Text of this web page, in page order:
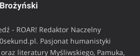
- ROAR! Redaktor Naczelny
Pasjonat humanistyki
literatury Myśliwskiego, Pamuka,